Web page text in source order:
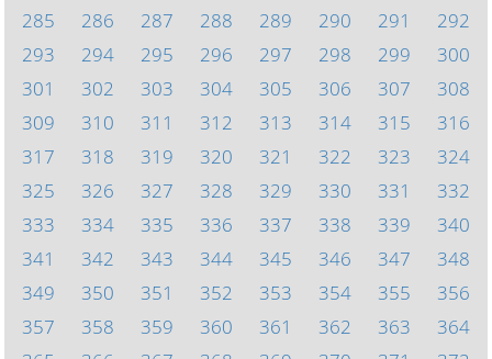
285
286 287 288 289 290 291
292
293
294 295 296 297 298 299
300
301
302 303 304 305 306 307
308
309
310 311 312 313 314 315
316
317
318 319 320 321 322 323
324
325
326 327 328 329 330 331
332
333
334 335 336 337 338 339
340
341
342 343 344 345 346 347
348
349
350 351 352 353 354 355
356
357
358 359 360 361 362 363
364